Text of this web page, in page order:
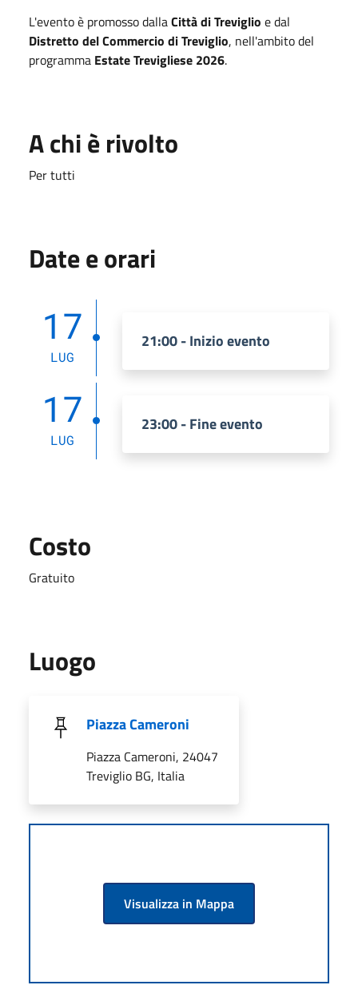
L'evento è promosso dallaCittà di Treviglio e dal
Distretto del Commercio di Treviglio, nell'ambito del
programma Estate Trevigliese 2026.
A chi è rivolto
Per tutti
Date e orari
17
LUG
21:00 - Inizio evento
17
LUG
23:00 - Fine evento
Costo
Gratuito
Luogo
Piazza Cameroni
Piazza Cameroni, 24047
Treviglio BG, Italia
Visualizza in Mappa